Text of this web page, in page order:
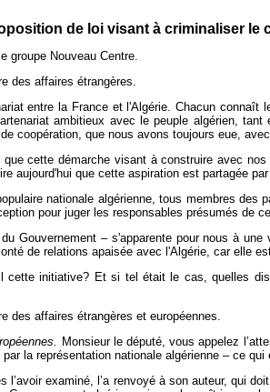
de loi visant à criminaliser le
groupe Nouveau Centre.
des affaires étrangères.
entre la France et l'Algérie. Chacun
ambitieux avec le peuple algérien,
coopération, que nous avons toujours eue,
cette démarche visant à construire avec
aujourd'hui que cette aspiration est partagée
nationale algérienne, tous membres
pour juger les responsables présumés de
Gouvernement – s'apparente pour nous à une
de relations apaisée avec l'Algérie, car elle
cette initiative? Et si tel était le cas, quelles
des affaires étrangères et européennes.
Monsieur le député, vous appelez
la représentation nationale algérienne – ce
l’avoir examiné, l’a renvoyé à son auteur, qui